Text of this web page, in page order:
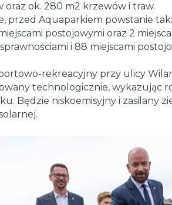
oraz ok. 280 m2 krzewów i traw.
przed Aquaparkiem powstanie
postojowymi oraz 2
i 88 miejscami
rekreacyjny przy ulicy
technologicznie, wykazując
Będzie niskoemisyjny i zasilany